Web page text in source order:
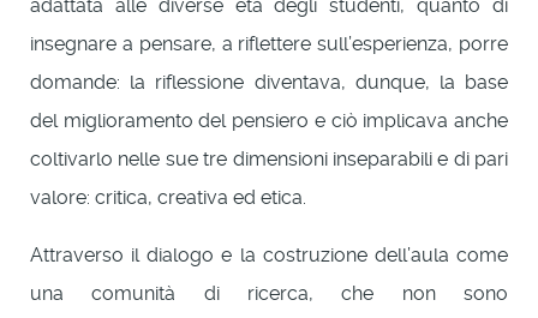
adattata alle diverse età degli studenti, quanto di
insegnare a pensare, a riflettere sull’esperienza, porre
domande: la riflessione diventava, dunque, la base
del miglioramento del pensiero e ciò implicava anche
coltivarlo nelle sue tre dimensioni inseparabili e di pari
valore: critica, creativa ed etica.
Attraverso il dialogo e la costruzione dell’aula come
una comunità di ricerca, che non sono